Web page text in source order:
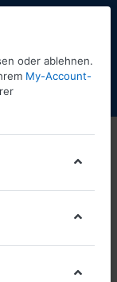
oder ablehnen.
My-Account-